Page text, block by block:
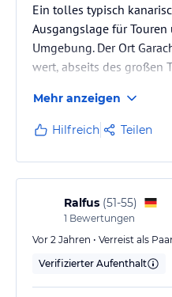
Ein tolles typisch
Ausgangslage für
Umgebung. Der Ort
wert, abseits des großen
Mehr anzeigen
Hilfreich Teilen
Ralfus (51-55)
1 Bewertungen
Vor 2 Jahren • Verreist als
Verifizierter Aufenthalt